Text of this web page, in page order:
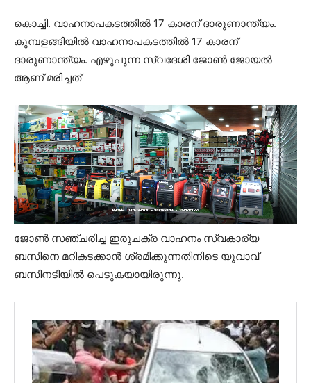
കൊച്ചി. വാഹനാപകടത്തിൽ 17 കാരന് ദാരുണാന്ത്യം.
കുമ്പളങ്ങിയിൽ വാഹനാപകടത്തിൽ 17 കാരന്
ദാരുണാന്ത്യം. എഴുപുന്ന സ്വദേശി ജോൺ ജോയൽ
ആണ് മരിച്ചത്
ജോൺ സഞ്ചരിച്ച ഇരുചക്ര വാഹനം സ്വകാര്യ
ബസിനെ മറികടക്കാൻ ശ്രമിക്കുന്നതിനിടെ യുവാവ്
ബസിനടിയിൽ പെടുകയായിരുന്നു.